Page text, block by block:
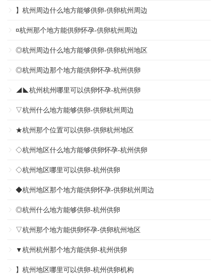
】杭州周边什么地方能够供卵-供卵杭州周边
¤杭州那个地方能供卵怀孕-供卵杭州周边
◎杭州周边什么地方能够供卵-供卵杭州地区
◎杭州周边那个地方能供卵怀孕-杭州供卵
◢◣杭州杭州哪里可以供卵怀孕-杭州供卵
▽杭州什么地方能够供卵-供卵杭州周边
★杭州那个位置可以供卵-供卵杭州地区
◇杭州地区什么地方能够供卵怀孕-杭州供卵
◇杭州地区哪里可以供卵-杭州供卵
◆杭州地区那个地方能供卵怀孕-供卵杭州周边
◎杭州什么地方能够供卵-杭州供卵
▽杭州那个地方能供卵怀孕-供卵杭州地区
▼杭州杭州那个地方能供卵-杭州供卵
】杭州地区哪里可以供卵-杭州供卵机构